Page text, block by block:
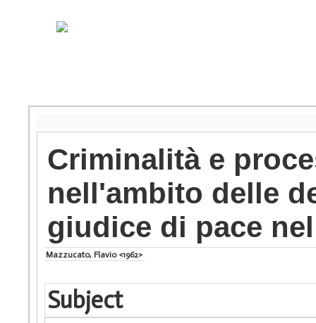
Criminalità e
nell'ambito delle
giudice di pace
Mazzucato, Flavio <1962>
Subject